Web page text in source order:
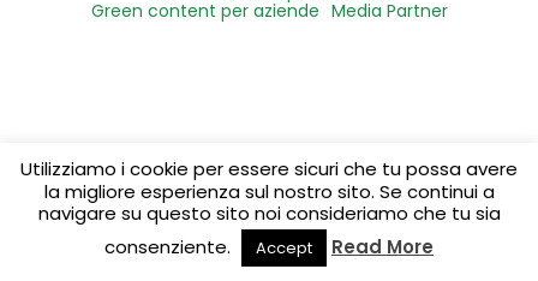
Green content per aziende Media Partner
Utilizziamo i cookie per essere sicuri che tu possa avere
la migliore esperienza sul nostro sito. Se continui a
navigare su questo sito noi consideriamo che tu sia
consenziente.
Accept Read More